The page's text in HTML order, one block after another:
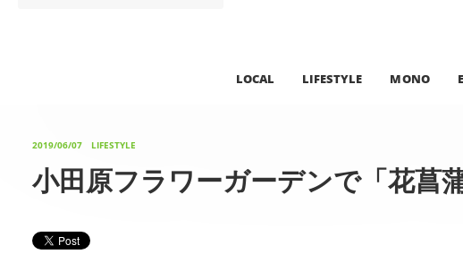
LOCAL LIFESTYLE MONO
2019/06/07 LIFESTYLE
小田原フラワーガーデンで「花菖